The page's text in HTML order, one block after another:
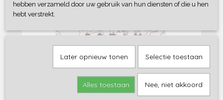
hebben verzameld door uw gebruik van hun diensten of die u hen
hebt verstrekt.
Later opnieuw tonen Selectie toestaan
Alles toestaan Nee, niet akkoord